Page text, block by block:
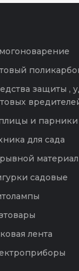
защиты ,
и парники
для сада
материал
садовые
лента